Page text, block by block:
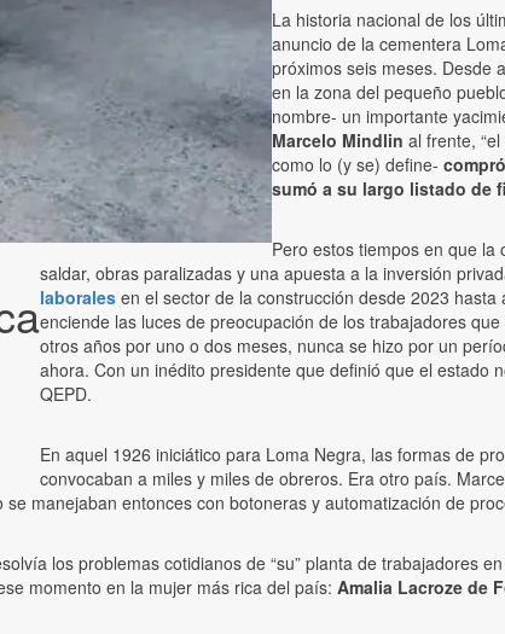
La historia nacional de los
anuncio de la cementera
próximos seis meses. Desde
en la zona del pequeño
nombre- un importante
Marcelo Mindlin al frente,
como lo (y se) define-
sumó a su largo listado de
Pero estos tiempos en que
saldar, obras paralizadas y una apuesta a la inversión
laborales en el sector de la construcción desde 2023
enciende las luces de preocupación de los trabajadores
otros años por uno o dos meses, nunca se hizo por un
ahora. Con un inédito presidente que definió que el estado
QEPD.
En aquel 1926 iniciático para Loma Negra, las formas de
convocaban a miles y miles de obreros. Era otro país.
manejaban entonces con botoneras y automatización de
los problemas cotidianos de “su” planta de trabajadores
momento en la mujer más rica del país: Amalia Lacroze de